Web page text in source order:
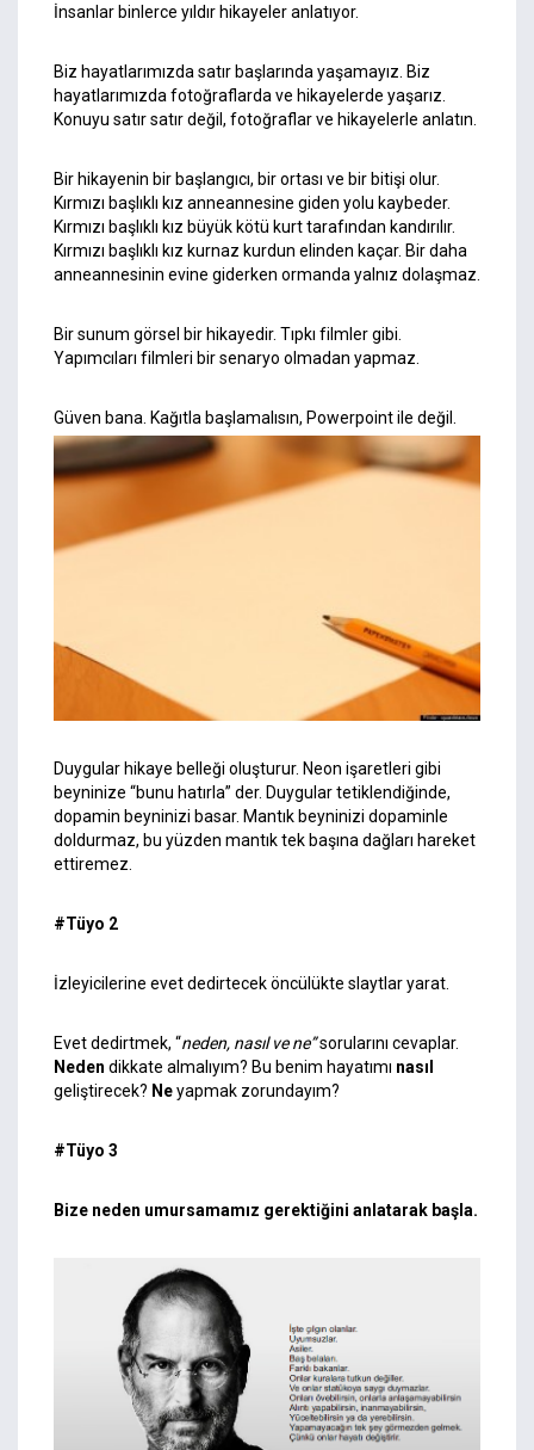
İnsanlar binlerce yıldır hikayeler anlatıyor.
Biz hayatlarımızda satır başlarında yaşamayız. Biz
hayatlarımızda fotoğraflarda ve hikayelerde yaşarız.
Konuyu satır satır değil, fotoğraflar ve hikayelerle anlatın.
Bir hikayenin bir başlangıcı, bir ortası ve bir bitişi olur.
Kırmızı başlıklı kız anneannesine giden yolu kaybeder.
Kırmızı başlıklı kız büyük kötü kurt tarafından kandırılır.
Kırmızı başlıklı kız kurnaz kurdun elinden kaçar. Bir daha
anneannesinin evine giderken ormanda yalnız dolaşmaz.
Bir sunum görsel bir hikayedir. Tıpkı filmler gibi.
Yapımcıları filmleri bir senaryo olmadan yapmaz.
Güven bana. Kağıtla başlamalısın, Powerpoint ile değil.
Duygular hikaye belleği oluşturur. Neon işaretleri gibi
beyninize “bunu hatırla” der. Duygular tetiklendiğinde,
dopamin beyninizi basar. Mantık beyninizi dopaminle
doldurmaz, bu yüzden mantık tek başına dağları hareket
ettiremez.
#Tüyo 2
İzleyicilerine evet dedirtecek öncülükte slaytlar yarat.
Evet dedirtmek, “neden, nasıl ve ne”sorularını cevaplar.
Neden dikkate almalıyım? Bu benim hayatımı nasıl
geliştirecek? Neyapmak zorundayım?
#Tüyo 3
Bize neden umursamamız gerektiğini anlatarak başla.